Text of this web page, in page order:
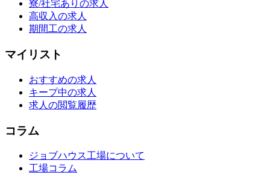
寮/社宅ありの求人
高収入の求人
期間工の求人
マイリスト
おすすめの求人
キープ中の求人
求人の閲覧履歴
コラム
ジョブハウス工場について
工場コラム